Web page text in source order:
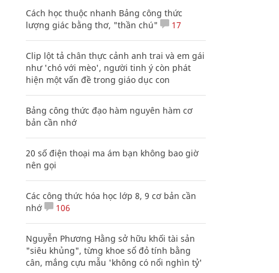
Cách học thuộc nhanh Bảng công thức
lượng giác bằng thơ, "thần chú"
17
Clip lột tả chân thực cảnh anh trai và em gái
như 'chó với mèo', người tinh ý còn phát
hiện một vấn đề trong giáo dục con
Bảng công thức đạo hàm nguyên hàm cơ
bản cần nhớ
20 số điện thoại ma ám bạn không bao giờ
nên gọi
Các công thức hóa học lớp 8, 9 cơ bản cần
nhớ
106
Nguyễn Phương Hằng sở hữu khối tài sản
"siêu khủng", từng khoe sổ đỏ tính bằng
cân, mắng cựu mẫu 'không có nổi nghìn tỷ'